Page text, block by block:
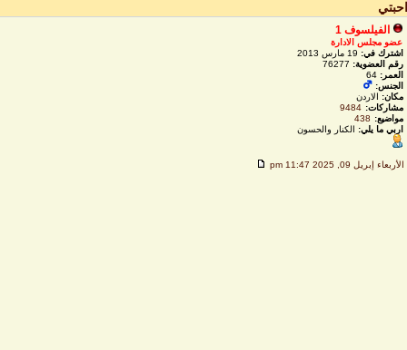
الفيلسوف 1
عضو مجلس الادارة
اشترك في:19 مارس 2013
رقم العضوية:76277
العمر: 64
الجنس:
مكان:الاردن
مشاركات:
9484
مواضيع:
438
اربي ما يلي:الكنار والحسون
الأربعاء إبريل 09, 2025 11:47 pm